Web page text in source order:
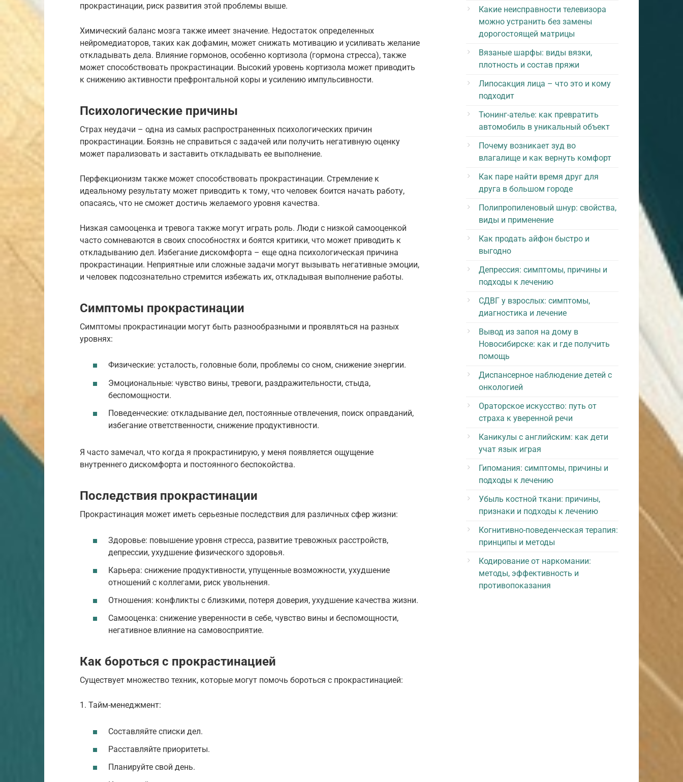
прокрастинации, риск развития этой проблемы выше.
Химический баланс мозга также имеет значение. Недостаток определенных
нейромедиаторов, таких как дофамин, может снижать мотивацию и усиливать желание
откладывать дела. Влияние гормонов, особенно кортизола (гормона стресса), также
может способствовать прокрастинации. Высокий уровень кортизола может приводить
к снижению активности префронтальной коры и усилению импульсивности.
Психологические причины
Страх неудачи – одна из самых распространенных психологических причин
прокрастинации. Боязнь не справиться с задачей или получить негативную оценку
может парализовать и заставить откладывать ее выполнение.
Перфекционизм также может способствовать прокрастинации. Стремление к
идеальному результату может приводить к тому, что человек боится начать работу,
опасаясь, что не сможет достичь желаемого уровня качества.
Низкая самооценка и тревога также могут играть роль. Люди с низкой самооценкой
часто сомневаются в своих способностях и боятся критики, что может приводить к
откладыванию дел. Избегание дискомфорта – еще одна психологическая причина
прокрастинации. Неприятные или сложные задачи могут вызывать негативные эмоции,
и человек подсознательно стремится избежать их, откладывая выполнение работы.
Симптомы прокрастинации
Симптомы прокрастинации могут быть разнообразными и проявляться на разных
уровнях:
Физические: усталость, головные боли, проблемы со сном, снижение энергии.
Эмоциональные: чувство вины, тревоги, раздражительности, стыда,
беспомощности.
Поведенческие: откладывание дел, постоянные отвлечения, поиск оправданий,
избегание ответственности, снижение продуктивности.
Я часто замечал, что когда я прокрастинирую, у меня появляется ощущение
внутреннего дискомфорта и постоянного беспокойства.
Последствия прокрастинации
Прокрастинация может иметь серьезные последствия для различных сфер жизни:
Здоровье: повышение уровня стресса, развитие тревожных расстройств,
депрессии, ухудшение физического здоровья.
Карьера: снижение продуктивности, упущенные возможности, ухудшение
отношений с коллегами, риск увольнения.
Отношения: конфликты с близкими, потеря доверия, ухудшение качества жизни.
Самооценка: снижение уверенности в себе, чувство вины и беспомощности,
негативное влияние на самовосприятие.
Как бороться с прокрастинацией
Существует множество техник, которые могут помочь бороться с прокрастинацией:
1. Тайм-менеджмент:
Составляйте списки дел.
Расставляйте приоритеты.
Планируйте свой день.
Какие неисправности телевизора
можно устранить без замены
дорогостоящей матрицы
Вязаные шарфы: виды вязки,
плотность и состав пряжи
Липосакция лица – что это и кому
подходит
Тюнинг-ателье: как превратить
автомобиль в уникальный объект
Почему возникает зуд во
влагалище и как вернуть комфорт
Как паре найти время друг для
друга в большом городе
Полипропиленовый шнур: свойства,
виды и применение
Как продать айфон быстро и
выгодно
Депрессия: симптомы, причины и
подходы к лечению
СДВГ у взрослых: симптомы,
диагностика и лечение
Вывод из запоя на дому в
Новосибирске: как и где получить
помощь
Диспансерное наблюдение детей с
онкологией
Ораторское искусство: путь от
страха к уверенной речи
Каникулы с английским: как дети
учат язык играя
Гипомания: симптомы, причины и
подходы к лечению
Убыль костной ткани: причины,
признаки и подходы к лечению
Когнитивно-поведенческая терапия:
принципы и методы
Кодирование от наркомании:
методы, эффективность и
противопоказания